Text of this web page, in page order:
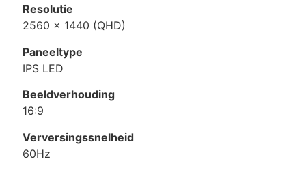
Resolutie
2560 × 1440 (QHD)
Paneeltype
IPS LED
Beeldverhouding
16:9
Verversingssnelheid
60Hz